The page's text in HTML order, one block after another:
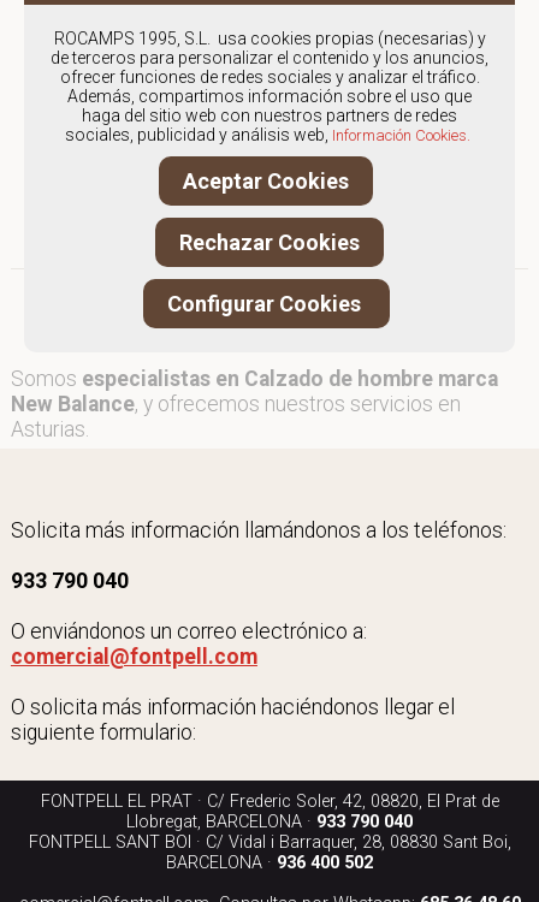
consultar
en comercial@fontpell.com.
Los envíos a Asturias gestionados
entre semana se entregarán en
menos de 48 horas; los pedidos
realizados en fin de semana, el
producto se enviará a partir del
lunes.
Somos especialistas en Calzado de hombre marca
New Balance, y ofrecemos nuestros servicios en
Asturias.
Solicita más información llamándonos a los teléfonos:
933 790 040
O enviándonos un correo electrónico a:
comercial@fontpell.com
O solicita más información haciéndonos llegar el
siguiente formulario:
FONTPELL EL PRAT · C/ Frederic Soler, 42, 08820, El Prat de
Llobregat, BARCELONA · 933 790 040
FONTPELL SANT BOI · C/ Vidal i Barraquer, 28, 08830 Sant Boi,
BARCELONA · 936 400 502
ROCAMPS 1995, S.L. usa cookies propias (necesarias) y
de terceros para personalizar el contenido y los anuncios,
ofrecer funciones de redes sociales y analizar el tráfico.
Además, compartimos información sobre el uso que
haga del sitio web con nuestros partners de redes
sociales, publicidad y análisis web, Información Cookies.
Aceptar Cookies
Rechazar Cookies
Configurar Cookies